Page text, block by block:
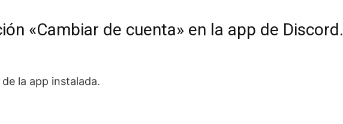
«Cambiar de cuenta» en la app de Discord.
la app instalada.